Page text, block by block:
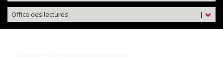
|
Office des lectures